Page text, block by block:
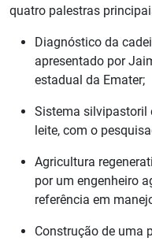
quatro palestras
Diagnóstico da
apresentado por
estadual da Emater;
Sistema silvipastoril
leite, com o
Agricultura
por um engenheiro
referência em
Construção de uma